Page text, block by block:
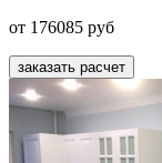
от 176085 руб
заказать расчет